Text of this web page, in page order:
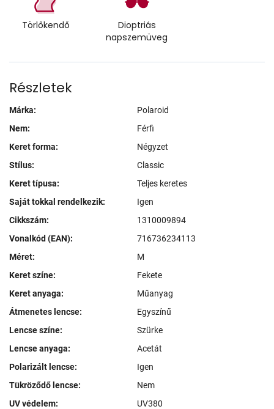
Törlőkendő
Dioptriás
napszemüveg
Részletek
Márka:
Polaroid
Nem:
Férfi
Keret forma:
Négyzet
Stílus:
Classic
Keret típusa:
Teljes keretes
Saját tokkal rendelkezik:
Igen
Cikkszám:
1310009894
Vonalkód (EAN):
716736234113
Méret:
M
Keret színe:
Fekete
Keret anyaga:
Műanyag
Átmenetes lencse:
Egyszínű
Lencse színe:
Szürke
Lencse anyaga:
Acetát
Polarizált lencse:
Igen
Tükröződő lencse:
Nem
UV védelem:
UV380